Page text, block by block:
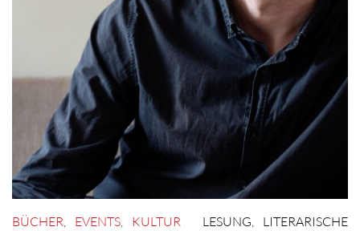
BÜCHER, EVENTS, KULTUR LESUNG, LITERARISCHE